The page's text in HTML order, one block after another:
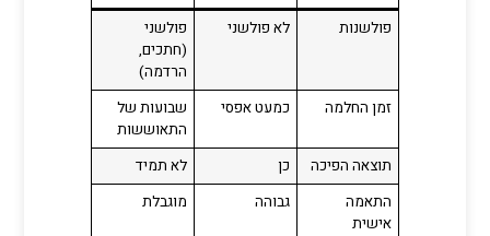
פולשנות
לא פולשני
פולשני
(חתכים,
הרדמה)
זמן החלמה
כמעט אפסי
שבועות של
התאוששות
תוצאה הפיכה
כן
לא תמיד
התאמה
אישית
גבוהה מוגבלת